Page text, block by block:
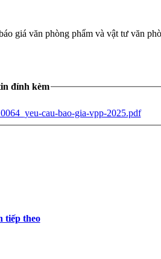
giá văn phòng phẩm và vật tư văn
đính kèm
cau-bao-gia-vpp-2025.pdf
tiếp theo